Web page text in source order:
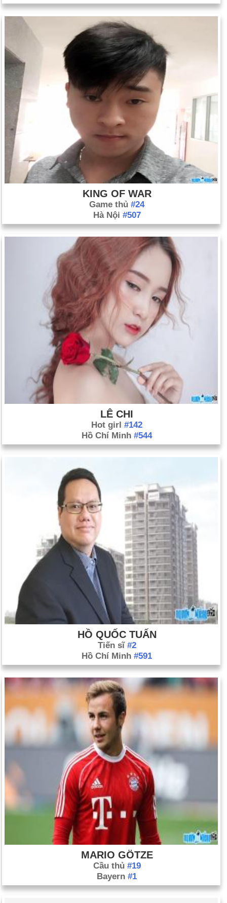
KING OF WAR
Game thủ #24
Hà Nội #507
LÊ CHI
Hot girl #142
Hồ Chí Minh #544
HỒ QUỐC TUẤN
Tiến sĩ #2
Hồ Chí Minh #591
MARIO GÖTZE
Cầu thủ #19
Bayern #1